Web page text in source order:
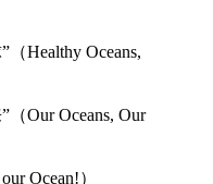
Healthy Oceans,
Our Oceans, Our
Ocean!）